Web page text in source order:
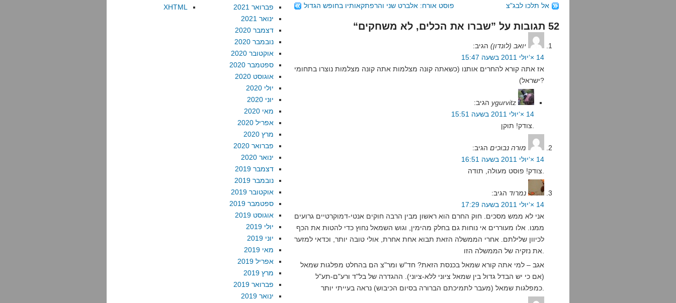
אל תלכו לבג"צ פוסט אורח: אלברט שני והרפתקאותיו בחופש הגדול
52 תגובות על ”שברו את הכלים, לא משחקים“
יואב (לונדון) הגיב:
14 ×‘יולי 2011 בשעה 15:47
אז אתה קורא להחרים אותנו (כשאתה קונה מצלמות אתה קונה מצלמות נוצרו בתחומי
ישראל)?
ygurvitz הגיב:
14 ×‘יולי 2011 בשעה 15:51
מורה נבוכים הגיב:
14 ×‘יולי 2011 בשעה 16:51
נמרוד הגיב:
14 ×‘יולי 2011 בשעה 17:29
אני לא ממש מסכים. חוק החרם הוא ראשון מבין הרבה חוקים אנטי-דמוקרטיים גרועים
ממנו. אלו מעוררים אי נוחות גם בחלק מהימין, וגוש השמאל נחוץ כדי להטות את הכף
לכיוון שלילתם. אחרי הממשלה הזאת תבוא אחת אחרת, אולי טובה יותר, וכדאי למזער
אגב – למי אתה קורא שמאל בכנסת הזאת? חד"ש ומר"צ הם בהחלט מפלגות שמאל
(אם כי יש הבדל גדול בין שמאל ציוני ללא-ציוני). ההגדרה של בל"ד ורע"ם-תע"ל
פברואר 2021
ינואר 2021
דצמבר 2020
נובמבר 2020
אוקטובר 2020
ספטמבר 2020
אוגוסט 2020
יולי 2020
יוני 2020
מאי 2020
אפריל 2020
מרץ 2020
פברואר 2020
ינואר 2020
דצמבר 2019
נובמבר 2019
אוקטובר 2019
ספטמבר 2019
אוגוסט 2019
יולי 2019
יוני 2019
מאי 2019
אפריל 2019
מרץ 2019
פברואר 2019
ינואר 2019
XHTML